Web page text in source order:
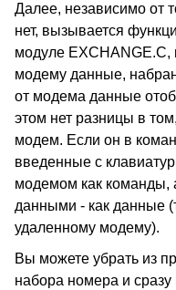
Далее, независимо от
нет, вызывается
модуле EXCHANGE.C,
модему данные,
от модема данные
этом нет разницы в
модем. Если он в
введенные с
модемом как
данными - как данные
удаленному модему).
Вы можете убрать из
набора номера и сразу